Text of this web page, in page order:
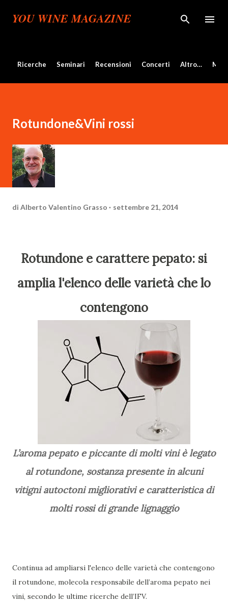
Passa ai contenuti principali
YOU WINE MAGAZINE
Ricerche Seminari Recensioni Concerti Altro…
Rotundone&Vini rossi
di Alberto Valentino Grasso settembre 21, 2014
Rotundone e carattere pepato: si
amplia l'elenco delle varietà che lo
contengono
L’aroma pepato e piccante di molti vini è legato
al rotundone, sostanza presente in alcuni
vitigni autoctoni migliorativi e caratteristica di
molti rossi di grande lignaggio
Continua ad ampliarsi l'elenco delle varietà che contengono
il rotundone, molecola responsabile dell’aroma pepato nei
vini, secondo le ultime ricerche dell’IFV.